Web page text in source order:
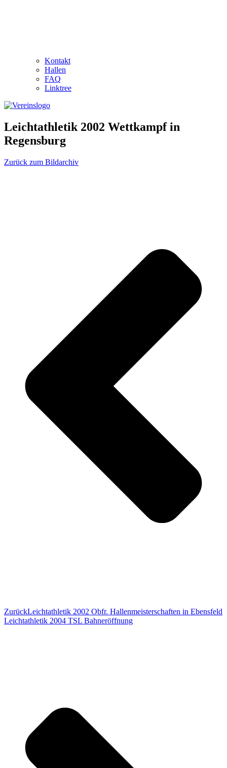
Kontakt
Hallen
FAQ
Linktree
Leichtathletik 2002 Wettkampf in
Regensburg
Zurück zum Bildarchiv
ZurückLeichtathletik 2002 Obfr. Hallenmeisterschaften in Ebensfeld
Leichtathletik 2004 TSL Bahneröffnung